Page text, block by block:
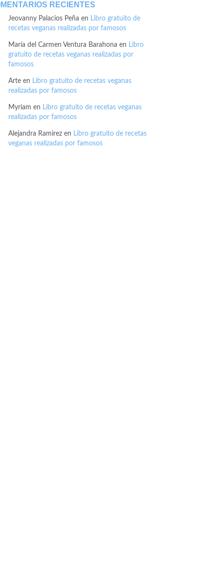
RECIENTES
Jeovanny Palacios Peña en Libro gratuito de
recetas veganas realizadas por famosos
María del Carmen Ventura Barahona en Libro
gratuito de recetas veganas realizadas por
famosos
Arte en Libro gratuito de recetas veganas
realizadas por famosos
Myriam en Libro gratuito de recetas veganas
realizadas por famosos
Alejandra Ramirez en Libro gratuito de recetas
veganas realizadas por famosos